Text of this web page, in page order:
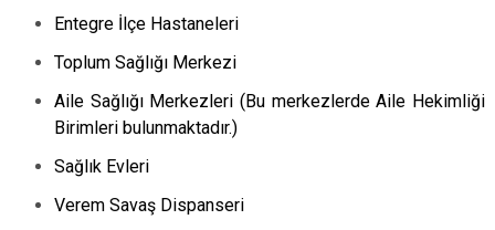
Entegre İlçe Hastaneleri
Toplum Sağlığı Merkezi
Aile Sağlığı Merkezleri (Bu merkezlerde Aile Hekimliği
Birimleri bulunmaktadır.)
Sağlık Evleri
Verem Savaş Dispanseri